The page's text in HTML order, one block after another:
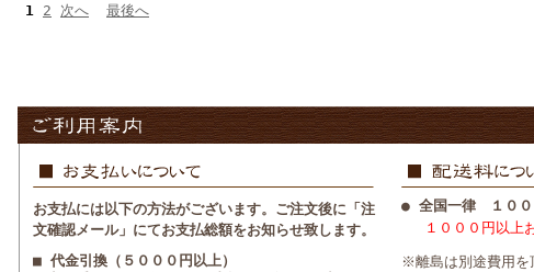
1
2 次へ 最後へ
お支払には以下の方法がございます。ご注文後に「注
文確認メール」にてお支払総額をお知らせ致します。
■ 代金引換（５０００円以上）
● 全国一律 １００
１０００円以上
※離島は別途費用を